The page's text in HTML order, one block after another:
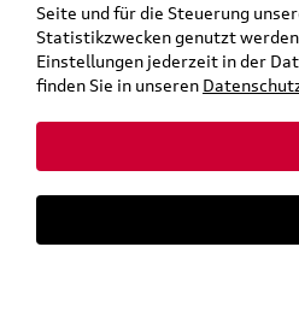
Öffnet in 1 Stunden, 50 Minuten
Verkauf:Mo. - Fr. 08:00 - 19:00 Uhr
Service:Mo. - Fr. 06:00 - 20:00 Uhr
Zurück zur Startseite
Seite und für die Steuerung
Statistikzwecken genutzt
Einstellungen jederzeit in der
finden Sie in unseren